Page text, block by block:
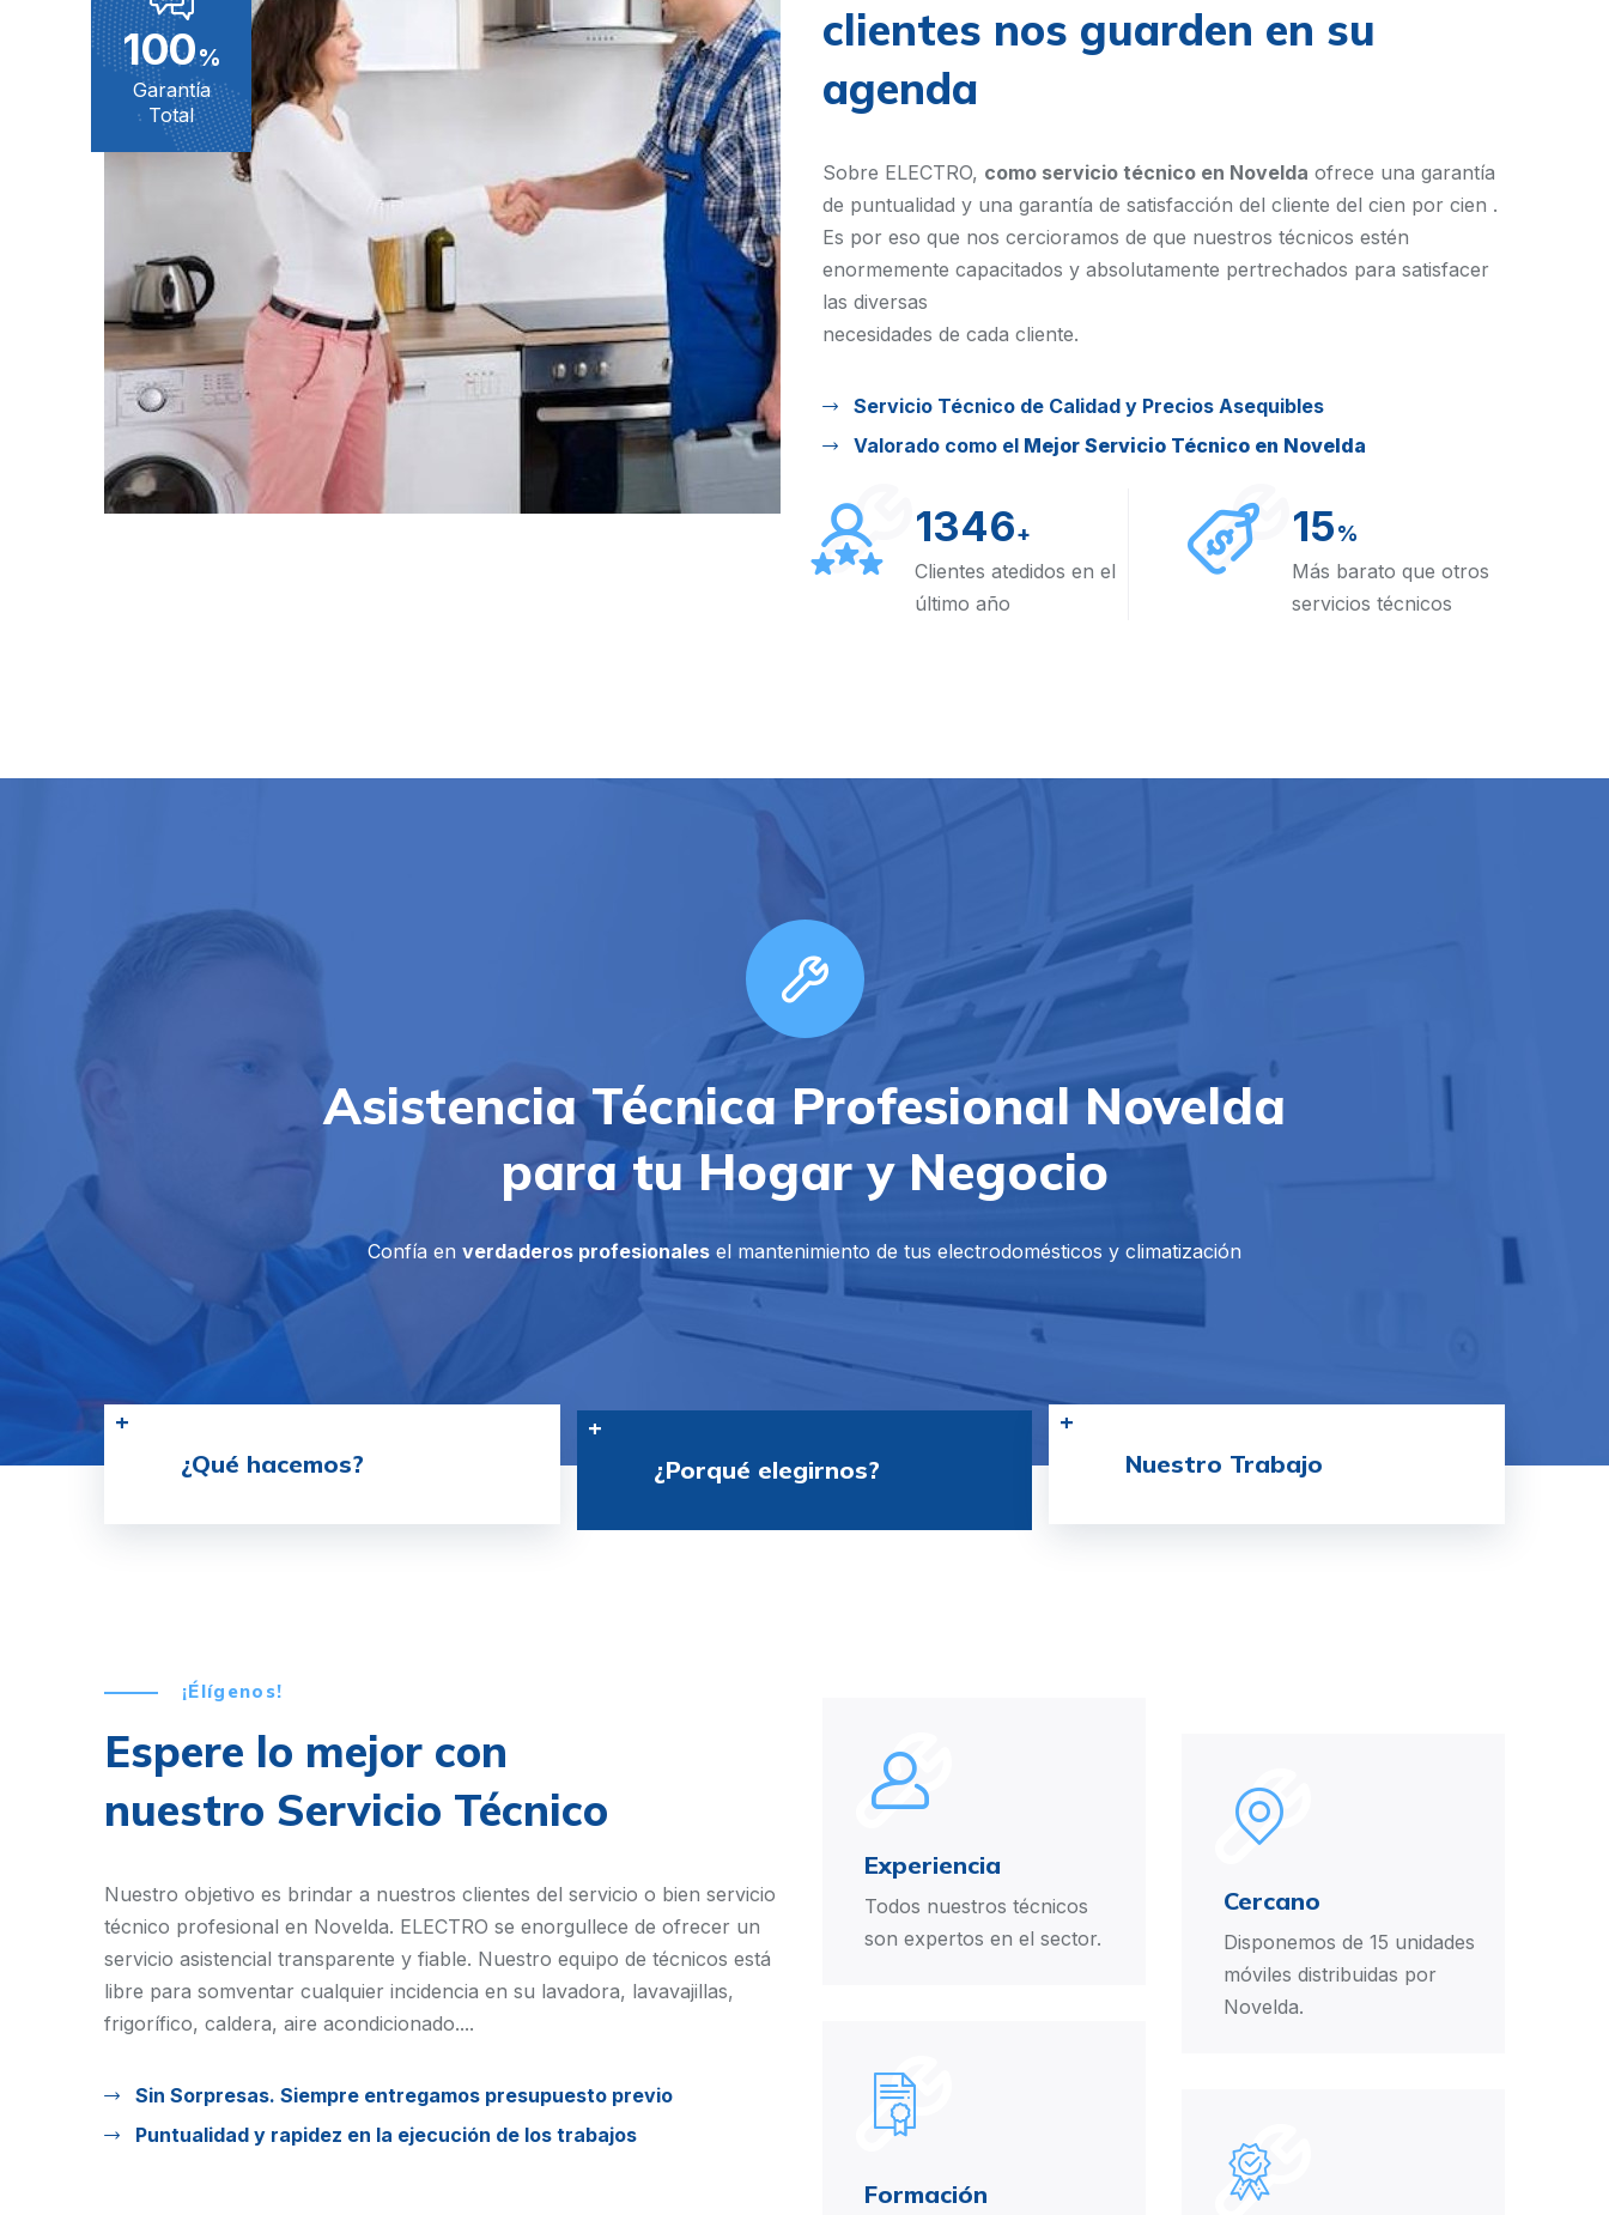
100%
Garantía
Total
clientes nos guarden en su
agenda
Sobre ELECTRO, como servicio técnico en Novelda ofrece una garantía
de puntualidad y una garantía de satisfacción del cliente del cien por cien .
Es por eso que nos cercioramos de que nuestros técnicos estén
enormemente capacitados y absolutamente pertrechados para satisfacer
las diversas
necesidades de cada cliente.
Servicio Técnico de Calidad y Precios Asequibles
Valorado como el Mejor Servicio Técnico en Novelda
1346+
Clientes atedidos en el
último año
15%
Más barato que otros
servicios técnicos
Asistencia Técnica Profesional Novelda
para tu Hogar y Negocio
Confía en verdaderos profesionales el mantenimiento de tus electrodomésticos y climatización
¿Qué hacemos? ¿Porqué elegirnos? Nuestro Trabajo
¡Élígenos!
Espere lo mejor con
nuestro Servicio Técnico
Nuestro objetivo es brindar a nuestros clientes del servicio o bien servicio
técnico profesional en Novelda. ELECTRO se enorgullece de ofrecer un
servicio asistencial transparente y fiable. Nuestro equipo de técnicos está
libre para somventar cualquier incidencia en su lavadora, lavavajillas,
frigorífico, caldera, aire acondicionado....
Sin Sorpresas. Siempre entregamos presupuesto previo
Puntualidad y rapidez en la ejecución de los trabajos
Experiencia
Todos nuestros técnicos
son expertos en el sector.
Formación
Cercano
Disponemos de 15 unidades
móviles distribuidas por
Novelda.